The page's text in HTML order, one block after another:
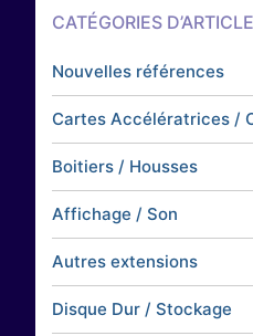
CATÉGORIES
Nouvelles références
Cartes Accélératrices /
Boitiers / Housses
Affichage / Son
Autres extensions
Disque Dur / Stockage